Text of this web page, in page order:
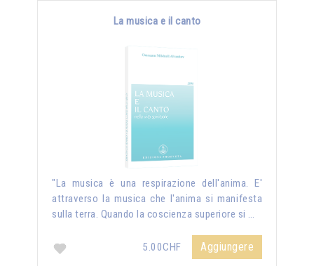
La musica e il canto
"La musica è una respirazione dell'anima. E'
attraverso la musica che l'anima si manifesta
sulla terra. Quando la coscienza superiore si …
5.00CHF Aggiungere